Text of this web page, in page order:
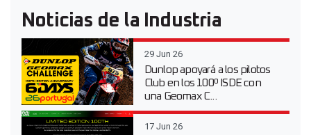
Noticias de la Industria
29 Jun 26
Dunlop apoyará a los pilotos
Club en los 100º ISDE con
una Geomax C...
17 Jun 26